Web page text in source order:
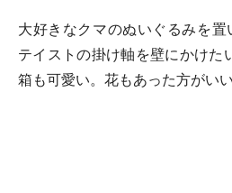
大好きなクマのぬいぐるみを
テイストの掛け軸を壁にかけた
箱も可愛い。花もあった方がいい